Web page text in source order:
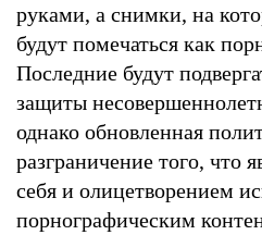
руками, а снимки, на
будут помечаться как
Последние будут
защиты
однако обновленная
разграничение того, что
себя и олицетворением
порнографическим